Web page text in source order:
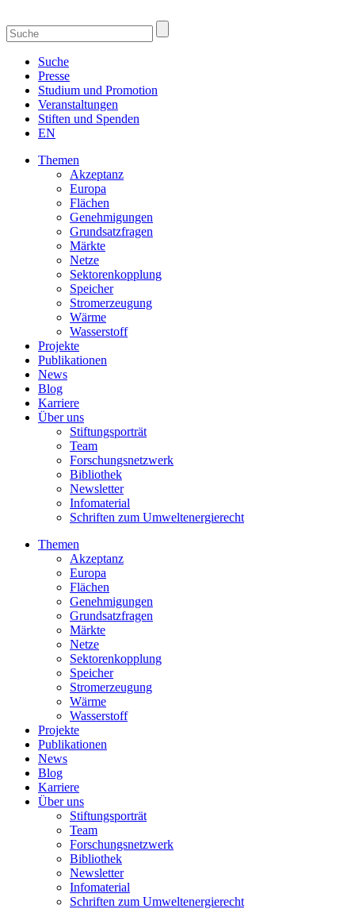
Suche
Presse
Studium und Promotion
Veranstaltungen
Stiften und Spenden
EN
Themen
Akzeptanz
Europa
Flächen
Genehmigungen
Grundsatzfragen
Märkte
Netze
Sektorenkopplung
Speicher
Stromerzeugung
Wärme
Wasserstoff
Projekte
Publikationen
News
Blog
Karriere
Über uns
Stiftungsporträt
Team
Forschungsnetzwerk
Bibliothek
Newsletter
Infomaterial
Schriften zum Umweltenergierecht
Themen
Akzeptanz
Europa
Flächen
Genehmigungen
Grundsatzfragen
Märkte
Netze
Sektorenkopplung
Speicher
Stromerzeugung
Wärme
Wasserstoff
Projekte
Publikationen
News
Blog
Karriere
Über uns
Stiftungsporträt
Team
Forschungsnetzwerk
Bibliothek
Newsletter
Infomaterial
Schriften zum Umweltenergierecht